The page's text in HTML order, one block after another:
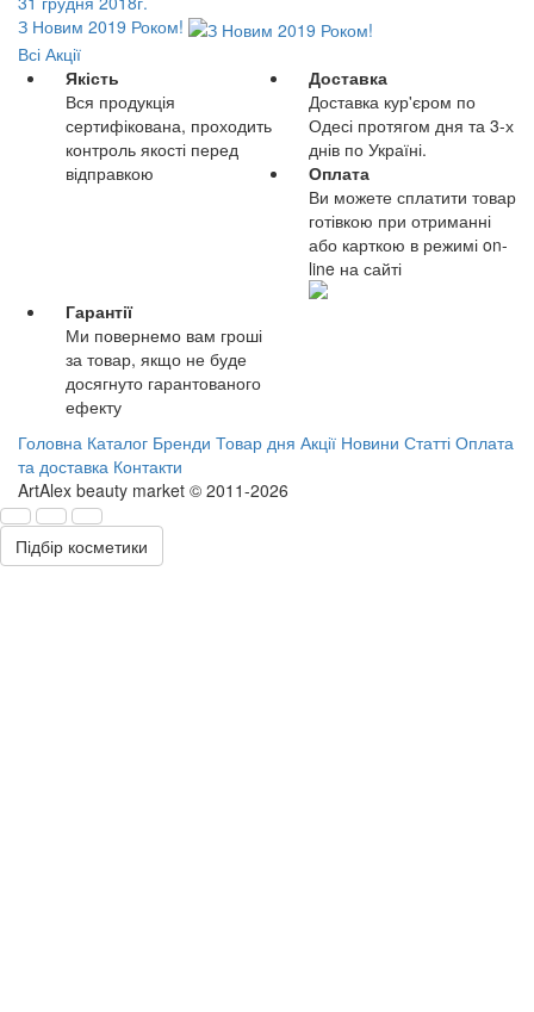
З Новим 2019 Роком!
Всі Акції
Якість
Вся продукція
сертифікована, проходить
контроль якості перед
відправкою
Доставка
Доставка кур'єром по
Одесі протягом дня та 3-х
днів по Україні.
Оплата
Ви можете сплатити товар
готівкою при отриманні
або карткою в режимі on-
line на сайті
Гарантії
Ми повернемо вам гроші
за товар, якщо не буде
досягнуто гарантованого
ефекту
Головна Каталог Бренди Товар дня Акції Новини Статті Оплата
та доставка Контакти
ArtAlex beauty market © 2011-2026
Підбір косметики